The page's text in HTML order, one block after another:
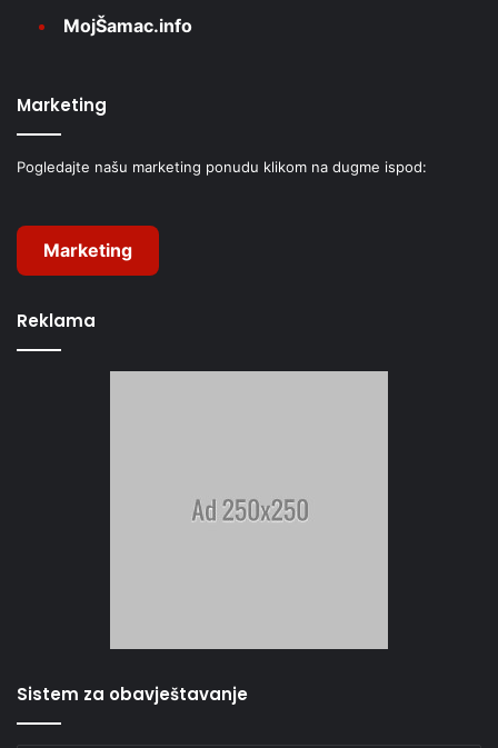
MojŠamac.info
Marketing
Pogledajte našu marketing ponudu klikom na dugme ispod:
Marketing
Reklama
Sistem za obavještavanje